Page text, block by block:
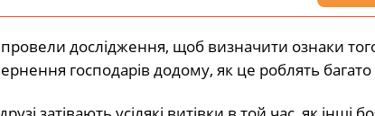
дослідження, щоб визначити ознаки
господарів додому, як це роблять багато